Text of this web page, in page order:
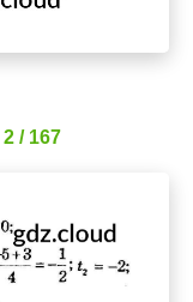
/ 167